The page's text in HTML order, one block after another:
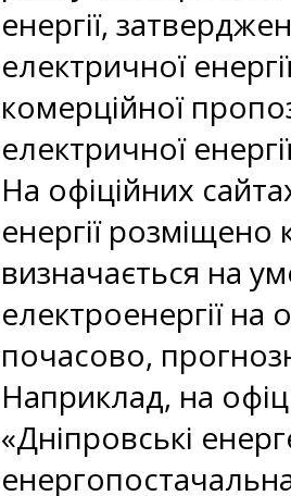
енергії,
електричної
комерційної
електричної
На офіційних
енергії розміщено
визначається на
електроенергії
почасово,
Наприклад, на
«Дніпровські